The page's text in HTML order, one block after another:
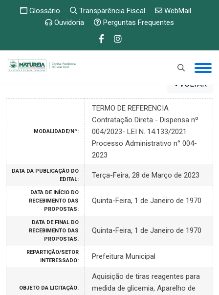
Glossário Transparência Fiscal
WebMail
Ouvidoria
Perguntas Frequentes
VOLTAR
MODALIDADE/Nº:
TERMO DE REFERENCIA
Contratação Direta - Dispensa nº
004/2023- LEI N. 14.133/2021
Processo Administrativo n° 004-
2023
DATA DA PUBLICAÇÃO DO
EDITAL:
Terça-Feira, 28 de Março de 2023
DATA DE INÍCIO DO
RECEBIMENTO DAS
PROPOSTAS:
Quinta-Feira, 1 de Janeiro de 1970
DATA DE FINAL DO
RECEBIMENTO DAS
PROPOSTAS:
Quinta-Feira, 1 de Janeiro de 1970
REPARTIÇÃO/SETOR
INTERESSADO:
Prefeitura Municipal
OBJETO DA LICITAÇÃO:
Aquisição de tiras reagentes para
medida de glicemia, Aparelho de